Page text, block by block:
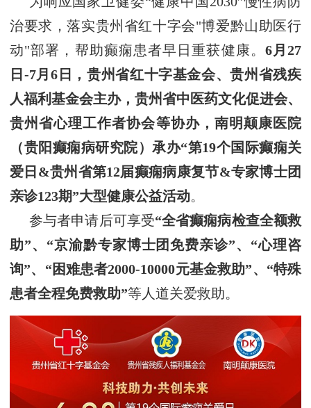
治要求，落实贵州省红十字会"博爱黔山助医行
动"部署 ，帮助癫痫患者早日重获健康。 6月27
日-7月6日， 贵州省红十字基金会、贵州省残疾
人福利基金会主办，贵州省中医药文化促进会、
贵州省心理工作者协会等协办，南明颠康医院
（贵阳癫痫病研究院）承办“第19个国际癫痫关
爱日&贵州省第12届癫痫病康复节&专家博士团
亲诊123期”大型健康公益活动。
参与者申请后可享受“全省癫痫病检查全额救
助”、“京渝黔专家博士团免费亲诊”、“心理咨
询”、“困难患者2000-10000元基金救助”、 “特殊
患者全程免费救助”等人道关爱救助。